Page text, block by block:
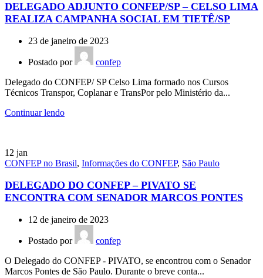
DELEGADO ADJUNTO CONFEP/SP – CELSO LIMA
REALIZA CAMPANHA SOCIAL EM TIETÊ/SP
23 de janeiro de 2023
Postado por
confep
Delegado do CONFEP/ SP Celso Lima formado nos Cursos
Técnicos Transpor, Coplanar e TransPor pelo Ministério da...
Continuar lendo
12 jan
CONFEP no Brasil, Informações do CONFEP, São Paulo
DELEGADO DO CONFEP – PIVATO SE
ENCONTRA COM SENADOR MARCOS PONTES
12 de janeiro de 2023
Postado por
confep
O Delegado do CONFEP - PIVATO, se encontrou com o Senador
Marcos Pontes de São Paulo. Durante o breve conta...